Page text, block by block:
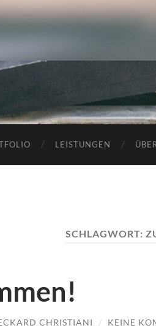
LEISTUNGEN
SCHLAGWORT:
CHRISTIANI / KEINE